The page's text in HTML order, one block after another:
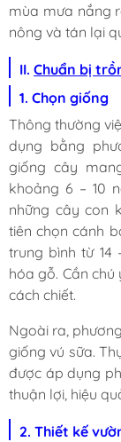
mùa mưa nắng
nông và tán lại
II. Chuẩn bị
1. Chọn giống
Thông thường
dụng bằng
giống cây
khoảng 6 – 10
những cây con
tiên chọn cánh
trung bình từ 14
hóa gỗ. Cần
cách chiết.
Ngoài ra,
giống vú sữa.
được áp dụng
thuận lợi, hiệu
2. Thiết kế